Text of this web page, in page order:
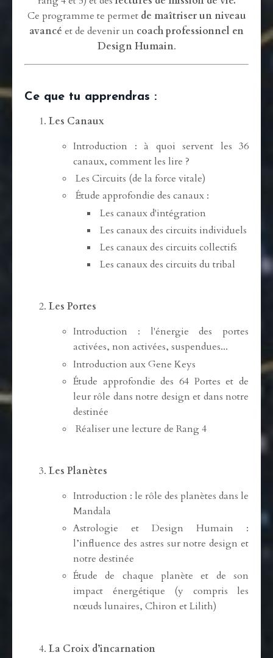
Ce programme te permet de maîtriser un niveau
avancé et de devenir un coach professionnel en
Design Humain.
Ce que tu apprendras :
Les Canaux
Introduction : à quoi servent les 36
canaux, comment les lire ?
Les Circuits (de la force vitale)
Étude approfondie des canaux :
Les canaux d'intégration
Les canaux des circuits individuels
Les canaux des circuits collectifs
Les canaux des circuits du tribal
Les Portes
Introduction : l'énergie des portes
activées, non activées, suspendues...
Introduction aux Gene Keys
Étude approfondie des 64 Portes et de
leur rôle dans notre design et dans notre
destinée
Réaliser une lecture de Rang 4
Les Planètes
Introduction : le rôle des planètes dans le
Mandala
Astrologie et Design Humain :
l’influence des astres sur notre design et
notre destinée
Étude de chaque planète et de son
impact énergétique (y compris les
nœuds lunaires, Chiron et Lilith)
La Croix d’incarnation